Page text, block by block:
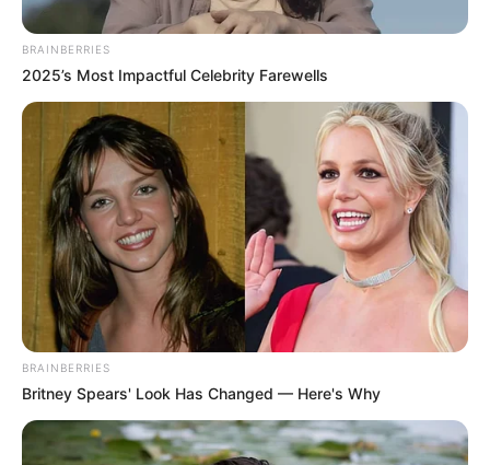
ΑΠΟΨΕΙΣ ΡΟΗ ΤΩΝ ΑΡΘΡΩΝ
Αερομαχίες Rafale με Eurofighter
Typhoon στο Αιγαίο.. Καμία ελπίδα για
τους Τούρκους πιλότους
Καμία ελπίδα για τους Τούρκους πιλότους: Αερομαχίες
Rafale με Eurofighter Typhoon στο Αιγαίο – Η Τουρκία
πάτησε το κουμπί για το σχέδιο Β’… Δεν τίθεται...
ΚΟΙΝΩΝΙΚΑ ΔΙΚΤΥΑ
FACEBOOK ΑΡΈΣΕΙ
BRAINBERRIES
2025’s Most Impactful Celebrity Farewells
BRAINBERRIES
Britney Spears' Look Has Changed — Here's Why